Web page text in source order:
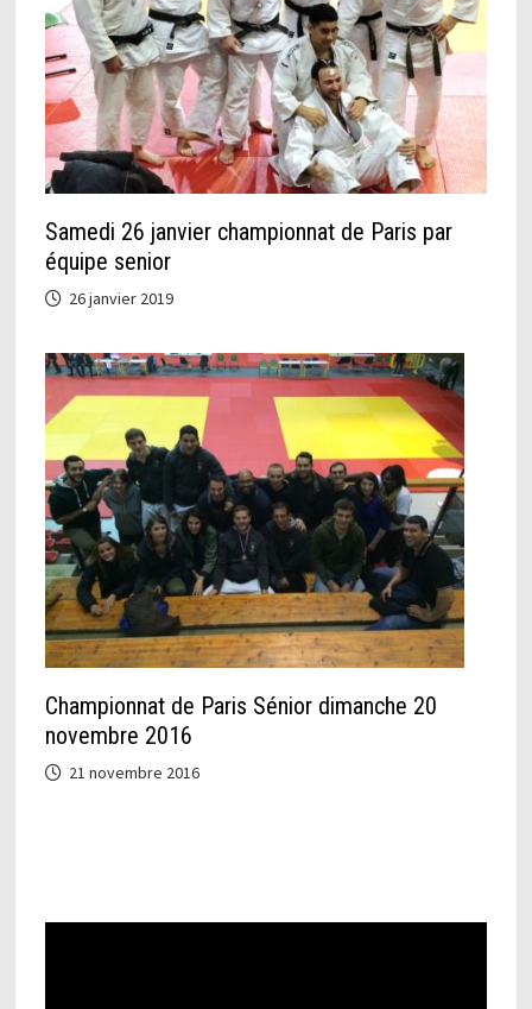
Samedi 26 janvier championnat de Paris par
équipe senior
26 janvier 2019
Championnat de Paris Sénior dimanche 20
novembre 2016
21 novembre 2016